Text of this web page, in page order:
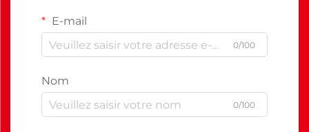
E-mail
0/100
Nom
0/100